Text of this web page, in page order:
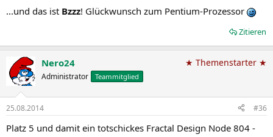
...und das ist Bzzz! Glückwunsch zum Pentium-Prozessor
Zitieren
Nero24
Administrator Teammitglied
★ Themenstarter ★
25.08.2014 #36
Platz 5 und damit ein totschickes Fractal Design Node 804 -